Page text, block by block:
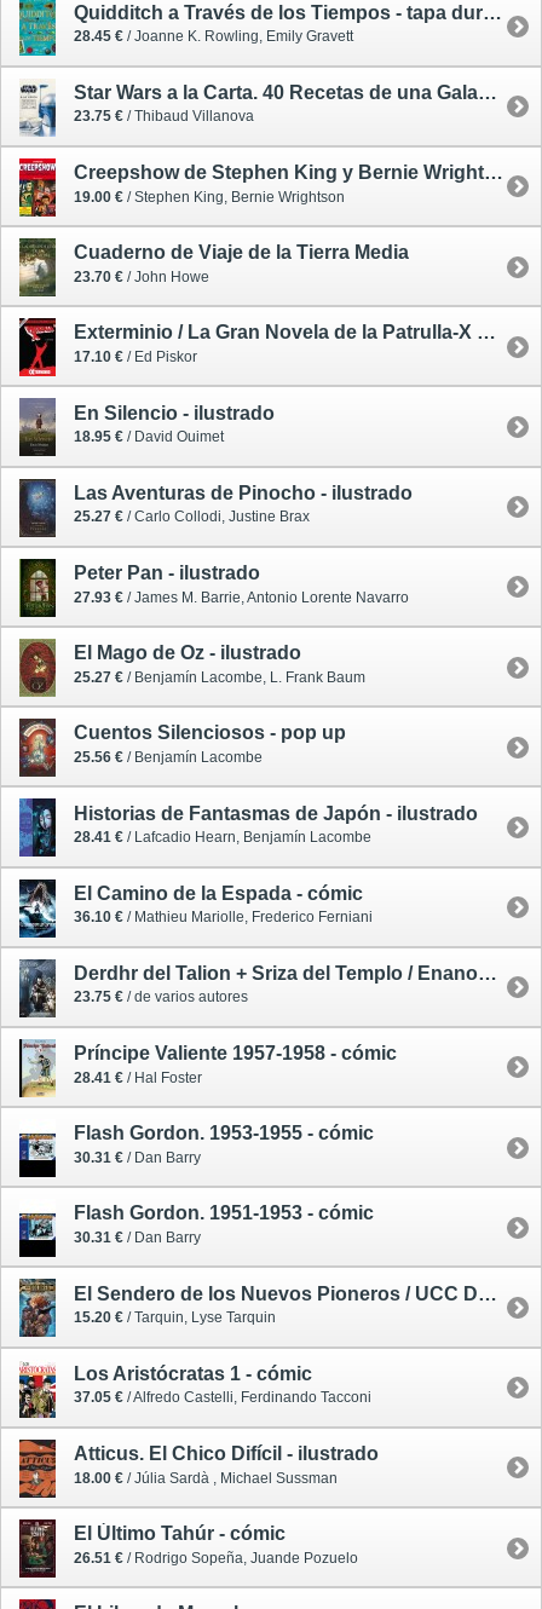
Quidditch a Través de los Tiempos - tapa dura ilustrada
28.45 € / Joanne K. Rowling, Emily Gravett
Star Wars a la Carta. 40 Recetas de una Galaxia Muy Muy Lejana
23.75 € / Thibaud Villanova
Creepshow de Stephen King y Bernie Wrightson - cómic
19.00 € / Stephen King, Bernie Wrightson
Cuaderno de Viaje de la Tierra Media
23.70 € / John Howe
Exterminio / La Gran Novela de la Patrulla-X 3 (de 3) - cómic
17.10 € / Ed Piskor
En Silencio - ilustrado
18.95 € / David Ouimet
Las Aventuras de Pinocho - ilustrado
25.27 € / Carlo Collodi, Justine Brax
Peter Pan - ilustrado
27.93 € / James M. Barrie, Antonio Lorente Navarro
El Mago de Oz - ilustrado
25.27 € / Benjamín Lacombe, L. Frank Baum
Cuentos Silenciosos - pop up
25.56 € / Benjamín Lacombe
Historias de Fantasmas de Japón - ilustrado
28.41 € / Lafcadio Hearn, Benjamín Lacombe
El Camino de la Espada - cómic
36.10 € / Mathieu Mariolle, Frederico Ferniani
Derdhr del Talion + Sriza del Templo / Enanos 4 - cómic
23.75 € / de varios autores
Príncipe Valiente 1957-1958 - cómic
28.41 € / Hal Foster
Flash Gordon. 1953-1955 - cómic
30.31 € / Dan Barry
Flash Gordon. 1951-1953 - cómic
30.31 € / Dan Barry
El Sendero de los Nuevos Pioneros / UCC Dolores 1 - cómic
15.20 € / Tarquin, Lyse Tarquin
Los Aristócratas 1 - cómic
37.05 € / Alfredo Castelli, Ferdinando Tacconi
Atticus. El Chico Difícil - ilustrado
18.00 € / Júlia Sardà , Michael Sussman
El Último Tahúr - cómic
26.51 € / Rodrigo Sopeña, Juande Pozuelo